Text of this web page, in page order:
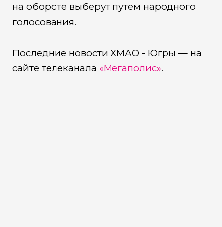
на обороте выберут путем народного
голосования.
Последние новости ХМАО - Югры — на
сайте телеканала «Мегаполис».